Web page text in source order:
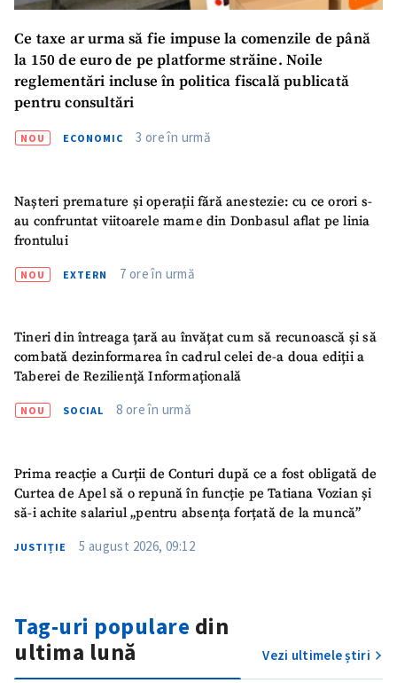
Ce taxe ar urma să fie impuse la comenzile de până
la 150 de euro de pe platforme străine. Noile
reglementări incluse în politica fiscală publicată
pentru consultări
NOU ECONOMIC 3 ore în urmă
Nașteri premature și operații fără anestezie: cu ce orori s-
au confruntat viitoarele mame din Donbasul aflat pe linia
frontului
NOU EXTERN 7 ore în urmă
Tineri din întreaga țară au învățat cum să recunoască și să
combată dezinformarea în cadrul celei de-a doua ediții a
Taberei de Reziliență Informațională
NOU SOCIAL 8 ore în urmă
Prima reacție a Curții de Conturi după ce a fost obligată de
Curtea de Apel să o repună în funcție pe Tatiana Vozian și
să-i achite salariul „pentru absența forțată de la muncă”
JUSTIȚIE 5 august 2026, 09:12
Tag-uri populare din
ultima lună
Vezi ultimele știri
Sursă anonimă
Nume+ Numele meu
Email+ Emailul meu
+ Telefon personal
confidențialitate.